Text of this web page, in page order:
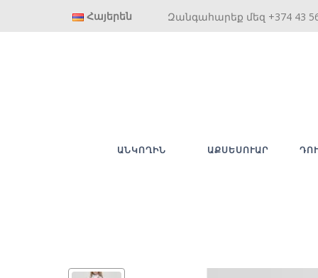
Հայերեն Զանգահարեք մեզ +374 43
ԱՆԿՈՂԻՆ ԱՔՍԵՍՈՒԱՐ